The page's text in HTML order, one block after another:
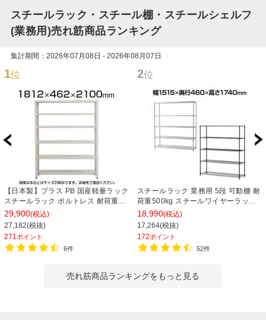
スチールラック・スチール棚・スチールシェルフ
(業務用)売れ筋商品ランキング
集計期間：2026年07月08日 - 2026年08月07日
1位
【日本製】プラス PB 国産軽量ラック
スチールラック ボルトレス 耐荷重
150kg/段 天地6段 幅1812×奥行462×
高さ2100mm スチール棚 スチールシ
ェルフ 収納棚 オープンラック 収納ラ
ック
29,900(税込)
27,182(税抜)
271 ポイント
6件
2位
スチールラック 業務用 5段 可動棚 耐
荷重500kg スチールワイヤーラック
シェルゴ 幅1515×奥行460×高さ
1740mm
18,990(税込)
17,264(税抜)
172ポイント
52件
売れ筋商品ランキングをもっと見る